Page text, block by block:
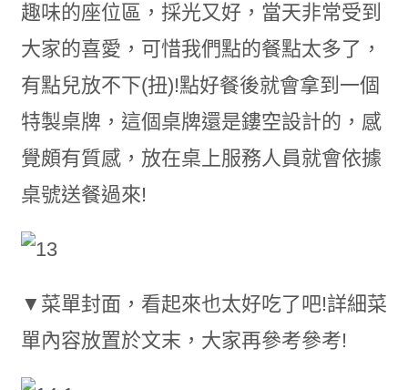
趣味的座位區，採光又好，當天非常受到
大家的喜愛，可惜我們點的餐點太多了，
有點兒放不下(扭)!點好餐後就會拿到一個
特製桌牌，這個桌牌還是鏤空設計的，感
覺頗有質感，放在桌上服務人員就會依據
桌號送餐過來!
▼菜單封面，看起來也太好吃了吧!詳細菜
單內容放置於文末，大家再參考參考!